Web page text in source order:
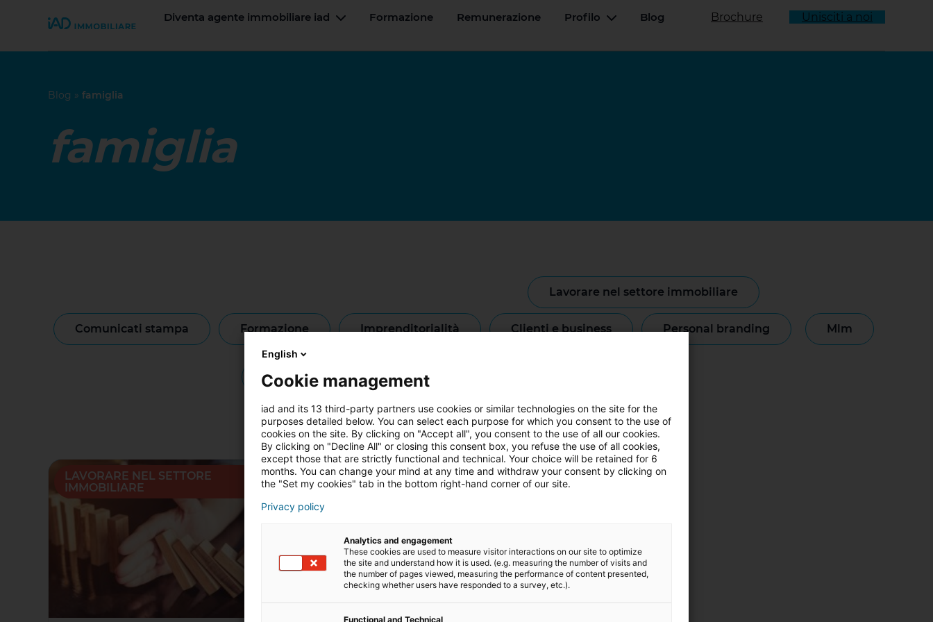
Join iad Italia Diventa agente immobiliare iad Menu a tendina
Formazione Remunerazione Profilo Menu a tendina
Blog Brochure Unisciti a noi
Blog » famiglia
famiglia
comunicati stampa formazione imprenditorialità
lavorare nel settore immobiliare
clienti e business personal branding mlm
notizie riqualificazione professionale
LAVORARE NEL SETTORE
IMMOBILIARE
LAVORARE NEL SETTORE
IMMOBILIARE
English
Cookie management
iad and its 13 third-party partners use cookies or similar technologies on the site for the
purposes detailed below. You can select each purpose for which you consent to the use of
cookies on the site. By clicking on "Accept all", you consent to the use of all our cookies.
By clicking on "Decline All" or closing this consent box, you refuse the use of all cookies,
except those that are strictly functional and technical. Your choice will be retained for 6
months. You can change your mind at any time and withdraw your consent by clicking on
the "Set my cookies" tab in the bottom right-hand corner of our site.
Privacy policy
Analytics and engagement
These cookies are used to measure visitor interactions on our site to optimize
the site and understand how it is used. (e.g. measuring the number of visits and
the number of pages viewed, measuring the performance of content presented,
checking whether users have responded to a survey, etc.).
Functional and Technical